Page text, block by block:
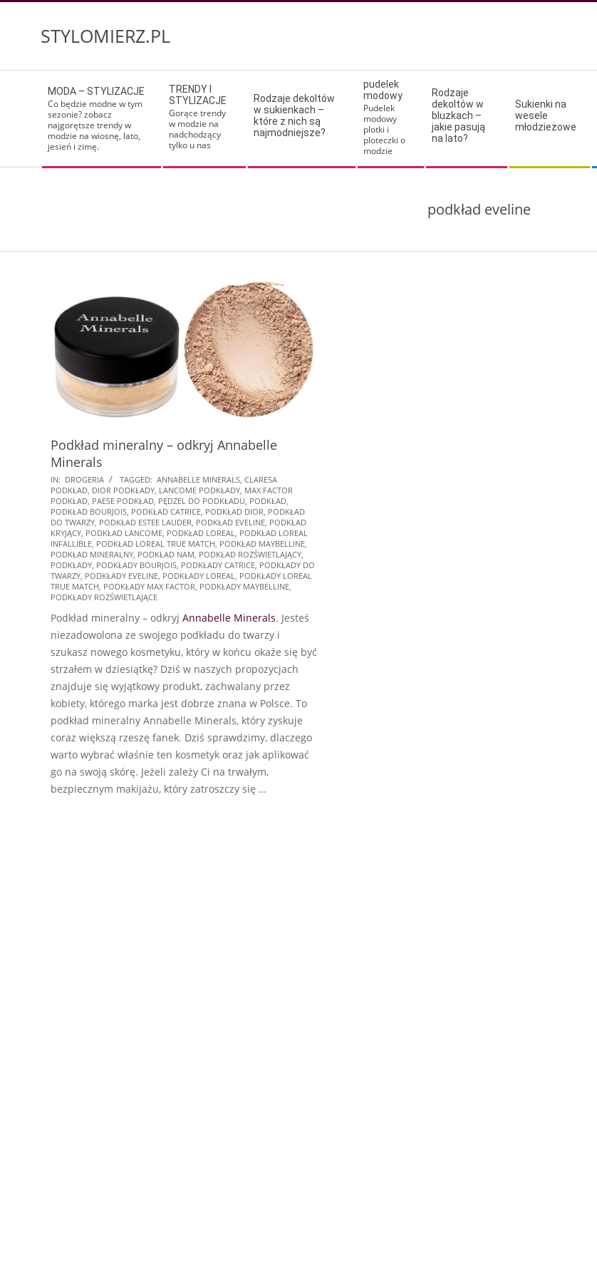
STYLOMIERZ.PL
Navigation
Menu
MODA – STYLIZACJE
Co będzie modne w tym
sezonie? zobacz
najgorętsze trendy w
modzie na wiosnę, lato,
jesień i zimę.
TRENDY I
STYLIZACJE
Gorące trendy
w modzie na
nadchodzący
tylko u nas
Rodzaje dekoltów
w sukienkach –
które z nich są
najmodniejsze?
pudelek
modowy
Pudelek
modowy
plotki i
ploteczki o
modzie
Rodzaje
dekoltów w
bluzkach –
jakie pasują
na lato?
Sukienki na
wesele
młodzieżowe
podkład eveline
Podkład mineralny – odkryj Annabelle
Minerals
2025-
01-
19
IN: DROGERIA TAGGED: ANNABELLE MINERALS, CLARESA
PODKŁAD, DIOR PODKŁADY, LANCOME PODKŁADY, MAX FACTOR
PODKŁAD, PAESE PODKŁAD, PĘDZEL DO PODKŁADU, PODKŁAD,
PODKŁAD BOURJOIS, PODKŁAD CATRICE, PODKŁAD DIOR, PODKŁAD
DO TWARZY, PODKŁAD ESTEE LAUDER, PODKŁAD EVELINE, PODKŁAD
KRYJĄCY, PODKŁAD LANCOME, PODKŁAD LOREAL, PODKŁAD LOREAL
INFALLIBLE, PODKŁAD LOREAL TRUE MATCH, PODKŁAD MAYBELLINE,
PODKŁAD MINERALNY, PODKŁAD NAM, PODKŁAD ROZŚWIETLAJĄCY,
PODKŁADY, PODKŁADY BOURJOIS, PODKŁADY CATRICE, PODKŁADY DO
TWARZY, PODKŁADY EVELINE, PODKŁADY LOREAL, PODKŁADY LOREAL
TRUE MATCH, PODKŁADY MAX FACTOR, PODKŁADY MAYBELLINE,
PODKŁADY ROZŚWIETLAJĄCE
Podkład mineralny – odkryj Annabelle Minerals. Jesteś
niezadowolona ze swojego podkładu do twarzy i
szukasz nowego kosmetyku, który w końcu okaże się być
strzałem w dziesiątkę? Dziś w naszych propozycjach
znajduje się wyjątkowy produkt, zachwalany przez
kobiety, którego marka jest dobrze znana w Polsce. To
podkład mineralny Annabelle Minerals, który zyskuje
coraz większą rzeszę fanek. Dziś sprawdzimy, dlaczego
warto wybrać właśnie ten kosmetyk oraz jak aplikować
go na swoją skórę. Jeżeli zależy Ci na trwałym,
bezpiecznym makijażu, który zatroszczy się …